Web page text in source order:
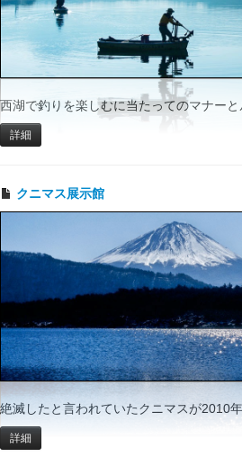
西湖で釣りを楽しむに当たってのマナー
詳細
クニマス展示館
絶滅したと言われていたクニマスが2010
詳細